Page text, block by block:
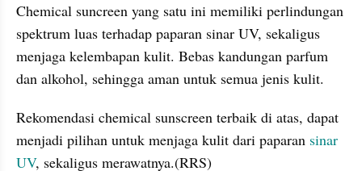
Chemical suncreen yang satu ini memiliki perlindungan
spektrum luas terhadap paparan sinar UV, sekaligus
menjaga kelembapan kulit. Bebas kandungan parfum
dan alkohol, sehingga aman untuk semua jenis kulit.
Rekomendasi chemical sunscreen terbaik di atas, dapat
menjadi pilihan untuk menjaga kulit dari paparan sinar
UV, sekaligus merawatnya.(RRS)